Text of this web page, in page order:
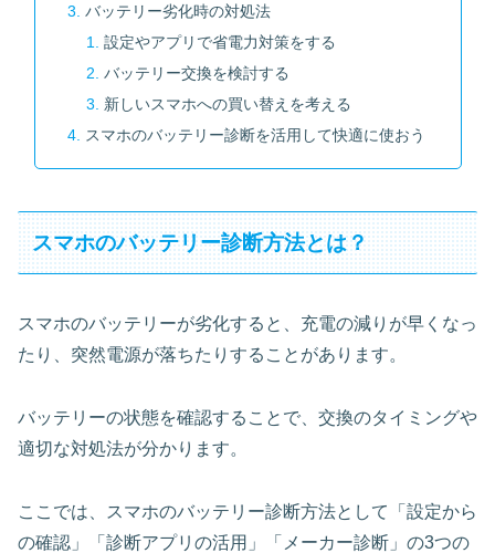
バッテリー劣化時の対処法
設定やアプリで省電力対策をする
バッテリー交換を検討する
新しいスマホへの買い替えを考える
スマホのバッテリー診断を活用して快適に使おう
スマホのバッテリー診断方法とは？
スマホのバッテリーが劣化すると、充電の減りが早くなっ
たり、突然電源が落ちたりすることがあります。
バッテリーの状態を確認することで、交換のタイミングや
適切な対処法が分かります。
ここでは、スマホのバッテリー診断方法として「設定から
の確認」「診断アプリの活用」「メーカー診断」の3つの